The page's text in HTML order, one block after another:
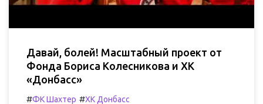
Давай, болей! Масштабный проект от
Фонда Бориса Колесникова и ХК
«Донбасс»
#ФК Шахтер #ХК Донбасс